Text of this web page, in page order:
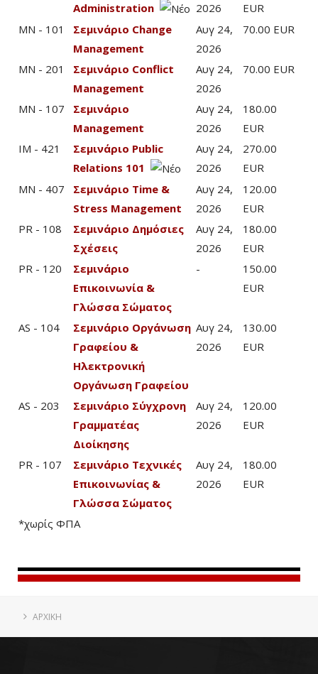
Administration
2026
EUR
MN - 101
Σεμινάριο Change
Management
Αυγ 24,
2026
70.00 EUR
MN - 201
Σεμινάριο Conflict
Management
Αυγ 24,
2026
70.00 EUR
MN - 107
Σεμινάριο
Management
Αυγ 24,
2026
180.00
EUR
IM - 421
Σεμινάριο Public
Relations 101
Αυγ 24,
2026
270.00
EUR
MN - 407
Σεμινάριο Time &
Stress Management
Αυγ 24,
2026
120.00
EUR
PR - 108
Σεμινάριο Δημόσιες
Σχέσεις
Αυγ 24,
2026
180.00
EUR
PR - 120
Σεμινάριο
Επικοινωνία &
Γλώσσα Σώματος
-
150.00
EUR
AS - 104
Σεμινάριο Οργάνωση
Γραφείου &
Ηλεκτρονική
Οργάνωση Γραφείου
Αυγ 24,
2026
130.00
EUR
AS - 203
Σεμινάριο Σύγχρονη
Γραμματέας
Διοίκησης
Αυγ 24,
2026
120.00
EUR
PR - 107
Σεμινάριο Τεχνικές
Επικοινωνίας &
Γλώσσα Σώματος
Αυγ 24,
2026
180.00
EUR
*χωρίς ΦΠΑ
ΑΡΧΙΚΗ